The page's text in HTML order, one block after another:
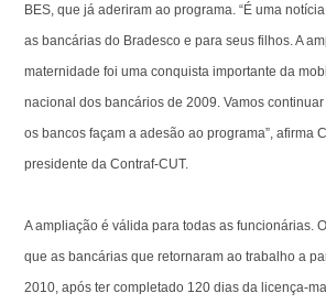
BES, que já aderiram ao programa. “É uma
as bancárias do Bradesco e para seus filhos. A
maternidade foi uma conquista importante da
nacional dos bancários de 2009. Vamos
os bancos façam a adesão ao programa”, afirma
presidente da Contraf-CUT.
A ampliação é válida para todas as funcionárias.
que as bancárias que retornaram ao trabalho a
2010, após ter completado 120 dias da licença-